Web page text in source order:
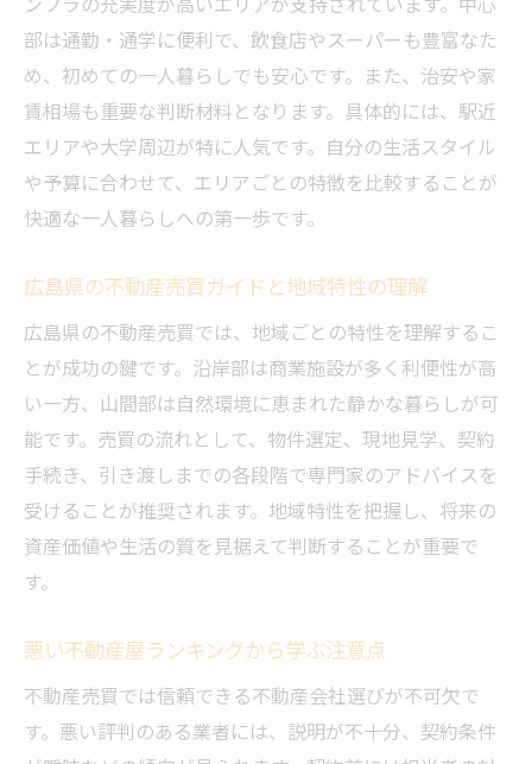
部は通勤・通学に便利で、飲食店やスーパーも豊富なた
め、初めての一人暮らしでも安心です。また、治安や家
賃相場も重要な判断材料となります。具体的には、駅近
エリアや大学周辺が特に人気です。自分の生活スタイル
や予算に合わせて、エリアごとの特徴を比較することが
快適な一人暮らしへの第一歩です。
広島県の不動産売買ガイドと地域特性の理解
広島県の不動産売買では、地域ごとの特性を理解するこ
とが成功の鍵です。沿岸部は商業施設が多く利便性が高
い一方、山間部は自然環境に恵まれた静かな暮らしが可
能です。売買の流れとして、物件選定、現地見学、契約
手続き、引き渡しまでの各段階で専門家のアドバイスを
受けることが推奨されます。地域特性を把握し、将来の
資産価値や生活の質を見据えて判断することが重要で
す。
悪い不動産屋ランキングから学ぶ注意点
不動産売買では信頼できる不動産会社選びが不可欠で
す。悪い評判のある業者には、説明が不十分、契約条件